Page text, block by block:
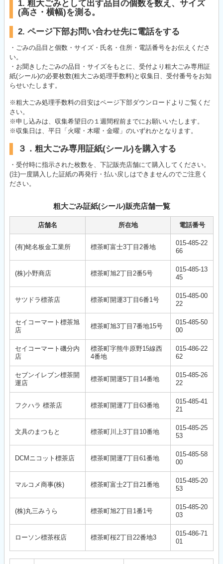
1. 粗大ごみとして出す品目の個数を数え、サイズ
(高さ・横幅)を測る。
2. ページ下部お問い合わせ先に電話をする
・ごみの品目と個数・サイズ・氏名・住所・電話番号をお伝えくださ
い。
・お聞きしたごみの品目・サイズをもとに、受付より粗大ごみ専用証
紙(シール)の必要枚数(粗大ごみ処理手数料)と収集日、受付番号をお知
らせいたします。
※粗大ごみ処理手数料の目安はページ下部ダウンロードよりご覧くだ
さい。
※申し込みは、収集希望日の１週間程前までにお願いいたします。
※収集日は、平日「火曜・木曜・金曜」のいずれかとなります。
３．粗大ごみ専用証紙(シール)を購入する
・受付時に指示された枚数を、下記販売店舗にて購入してください。
(注)一度購入した証紙の再発行・払い戻しはできませんのでご注意く
ださい。
粗大ごみ証紙(シール)販売店舗一覧
店舗名 所在地 電話番号
(有)蛯名板金工業所 標茶町富士3丁目2番地
015-485-22
66
(株)小野商店 標茶町旭2丁目2番5号
015-485-13
45
サツドラ標茶店 標茶町開運3丁目6番1号
015-485-00
22
セイコーマート標茶旭
店
標茶町旭3丁目7番地15号
015-485-50
00
セイコーマート磯分内
店
標茶町字熊牛原野15線西
4番地
015-486-22
62
セブンイレブン標茶開
運店
標茶町開運5丁目14番地
015-485-26
22
フクハラ 標茶店 標茶町開運7丁目63番地
015-485-41
21
文具のまつもと 標茶町川上3丁目10番地
015-485-25
53
DCMニコット標茶店 標茶町開運7丁目61番地
015-485-58
00
マルコメ商事(株) 標茶町富士2丁目21番地
015-485-20
53
(株)丸三みうら 標茶町旭2丁目1番1号
015-485-20
03
ローソン標茶桜店 標茶町桜2丁目22番地3
015-486-71
01